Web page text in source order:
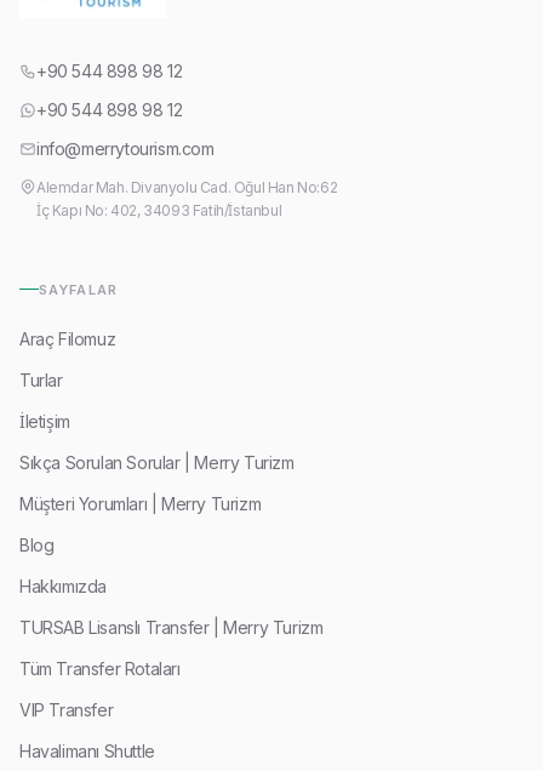
+90 544 898 98 12
+90 544 898 98 12
info@merrytourism.com
Alemdar Mah. Divanyolu Cad. Oğul Han No:62
İç Kapı No: 402, 34093 Fatih/İstanbul
SAYFALAR
Araç Filomuz
Turlar
İletişim
Sıkça Sorulan Sorular | Merry Turizm
Müşteri Yorumları | Merry Turizm
Blog
Hakkımızda
TURSAB Lisanslı Transfer | Merry Turizm
Tüm Transfer Rotaları
VIP Transfer
Havalimanı Shuttle